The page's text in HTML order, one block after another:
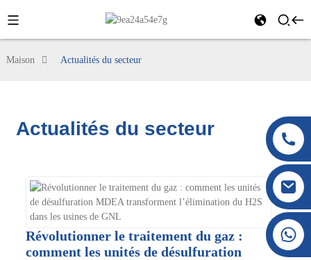
+86 177 8117 4421
+86 138 8076 0589
Maison Actualités du secteur
Actualités du secteur
Révolutionner le traitement du gaz :
comment les unités de désulfuration